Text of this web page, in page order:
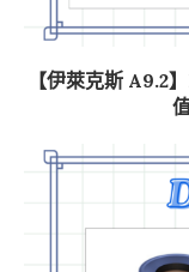
【伊萊克斯 A9.2